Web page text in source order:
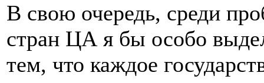
В свою очередь, среди
стран ЦА я бы особо
тем, что каждое